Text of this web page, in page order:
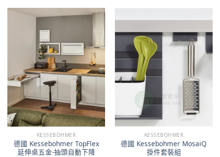
KESSEBOHMER
德國 Kessebohmer TopFlex
延伸桌五金-抽頭自動下降
KESSEBOHMER
德國 Kessebohmer MosaiQ
掛件套裝組